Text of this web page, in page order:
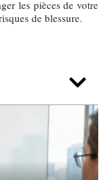
les pièces de votre
de blessure.